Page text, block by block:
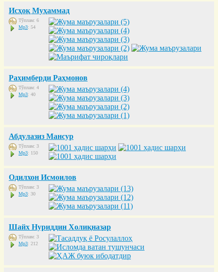
Исҳоқ Муҳаммад
Тўплам: 6
Mp3: 54
Раҳимберди Раҳмонов
Тўплам: 4
Mp3: 40
Абдулазиз Мансур
Тўплам: 3
Mp3: 150
Одилхон Исмоилов
Тўплам: 3
Mp3: 30
Шайх Нуриддин Холиқназар
Тўплам: 3
Mp3: 212